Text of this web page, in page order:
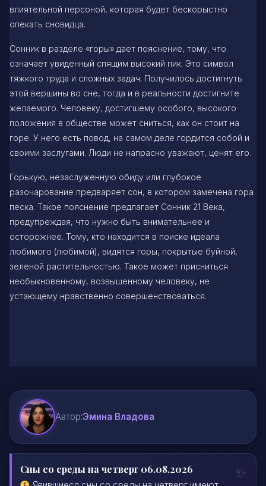
влиятельной персоной, которая будет бескорыстно
опекать сновидца.
Сонник в разделе «горы» дает пояснение, тому, что
означает увиденный спящим высокий пик. Это символ
тяжкого труда и сложных задач. Получилось достигнуть
этой вершины во сне, тогда и в реальности достигните
желаемого. Человеку, достигшему особого, высокого
положения в обществе может сниться, как он стоит на
горе. У него есть повод, на самом деле гордится собой и
своими заслугами. Люди не напрасно уважают, ценят его.
Горькую, незаслуженную обиду или глубокое
разочарование предваряет сон, в котором замечена гора
песка. Такое пояснение предлагает Сонник 21 Века,
предупреждая, что нужно быть внимательнее и
осторожнее. Тому, кто находится в поиске идеала
любимого (любимой), видятся горы, покрытые буйной,
зеленой растительностью. Такое может присниться
необыкновенному, возвышенному человеку, не
устающему нравственно совершенствоваться.
Автор:Эмина Владова
Сны со среды на четверг 06.08.2026